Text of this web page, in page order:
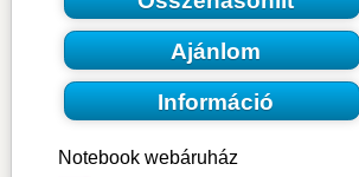
Ajánlom
Információ
Notebook webáruház